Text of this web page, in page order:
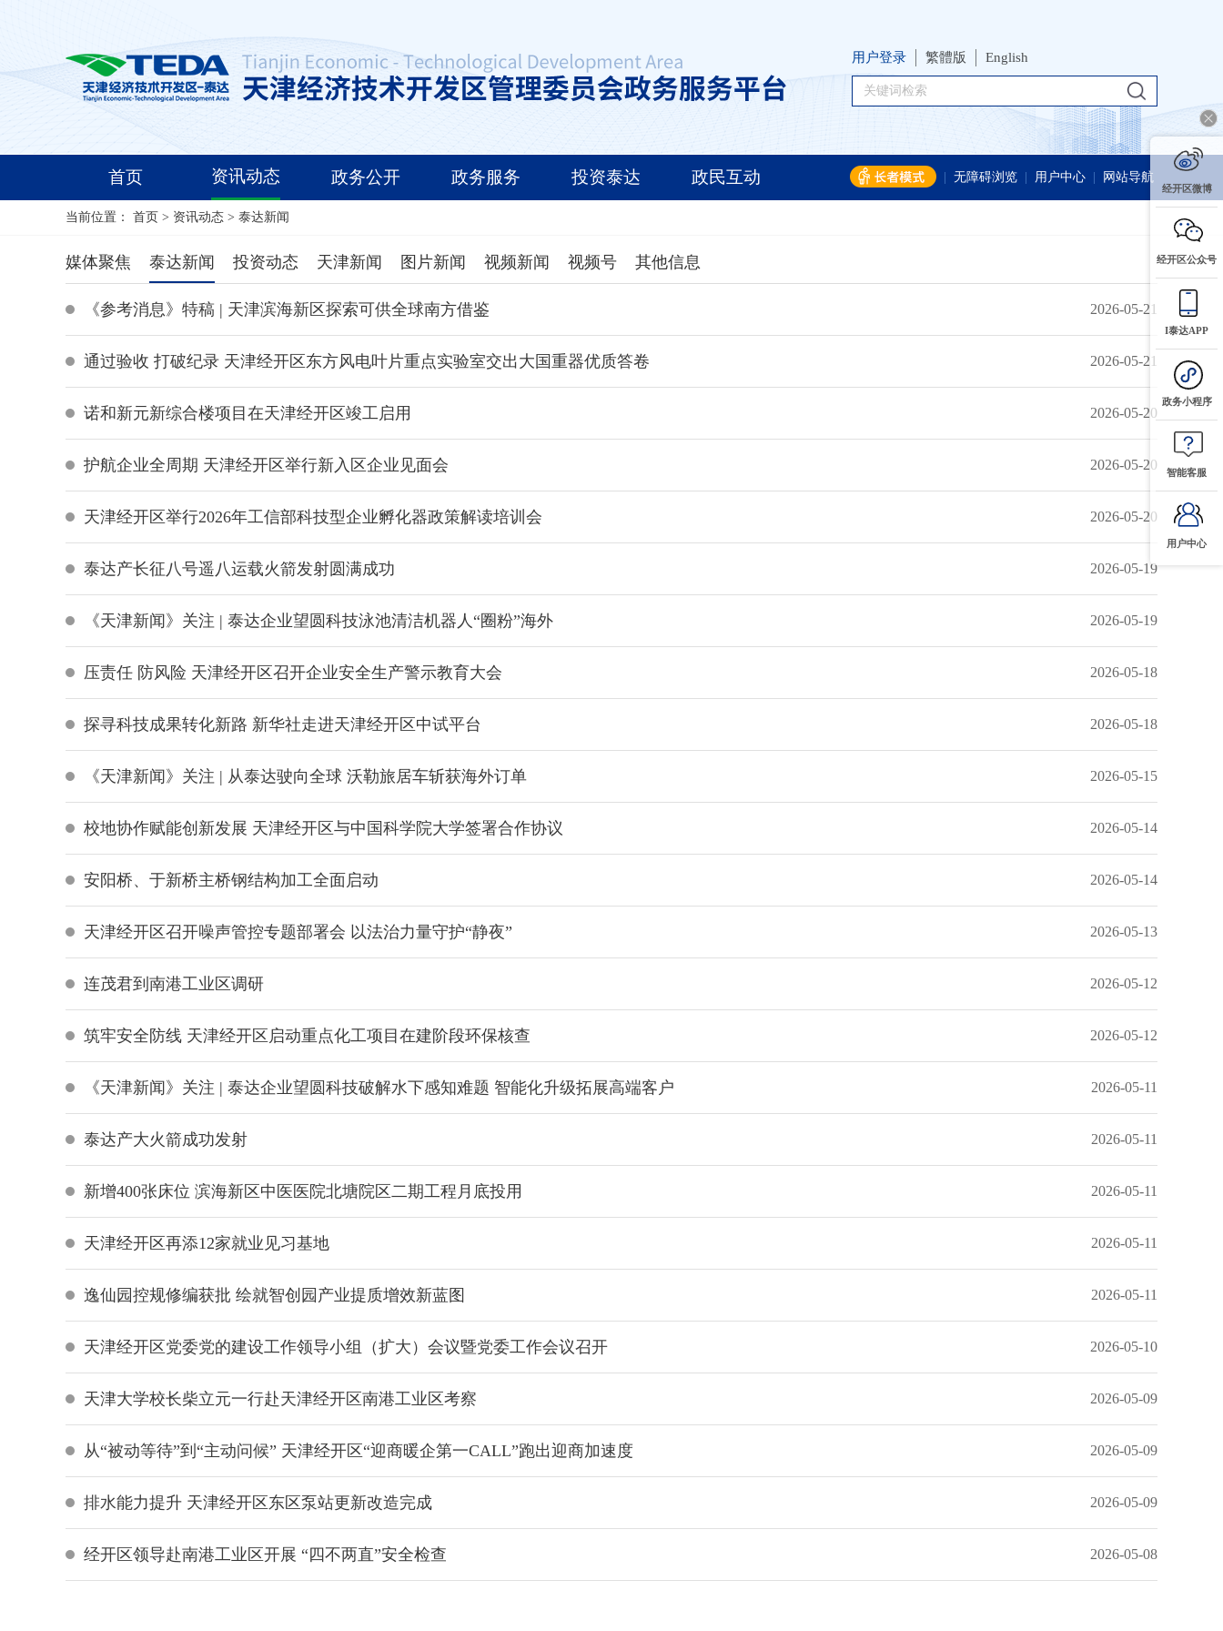
用户登录 繁體版 English
首页 资讯动态 政务公开 政务服务 投资泰达 政民互动 无障碍浏览 用户中心 网站导航
当前位置： 首页 > 资讯动态 > 泰达新闻
媒体聚焦 泰达新闻 投资动态 天津新闻 图片新闻 视频新闻 视频号 其他信息
《参考消息》特稿 | 天津滨海新区探索可供全球南方借鉴 2026-05-21
通过验收 打破纪录 天津经开区东方风电叶片重点实验室交出大国重器优质答卷 2026-05-21
诺和新元新综合楼项目在天津经开区竣工启用 2026-05-20
护航企业全周期 天津经开区举行新入区企业见面会 2026-05-20
天津经开区举行2026年工信部科技型企业孵化器政策解读培训会 2026-05-20
泰达产长征八号遥八运载火箭发射圆满成功 2026-05-19
《天津新闻》关注 | 泰达企业望圆科技泳池清洁机器人“圈粉”海外 2026-05-19
压责任 防风险 天津经开区召开企业安全生产警示教育大会 2026-05-18
探寻科技成果转化新路 新华社走进天津经开区中试平台 2026-05-18
《天津新闻》关注 | 从泰达驶向全球 沃勒旅居车斩获海外订单 2026-05-15
校地协作赋能创新发展 天津经开区与中国科学院大学签署合作协议 2026-05-14
安阳桥、于新桥主桥钢结构加工全面启动 2026-05-14
天津经开区召开噪声管控专题部署会 以法治力量守护“静夜” 2026-05-13
连茂君到南港工业区调研 2026-05-12
筑牢安全防线 天津经开区启动重点化工项目在建阶段环保核查 2026-05-12
《天津新闻》关注 | 泰达企业望圆科技破解水下感知难题 智能化升级拓展高端客户 2026-05-11
泰达产大火箭成功发射 2026-05-11
新增400张床位 滨海新区中医医院北塘院区二期工程月底投用 2026-05-11
天津经开区再添12家就业见习基地 2026-05-11
逸仙园控规修编获批 绘就智创园产业提质增效新蓝图 2026-05-11
天津经开区党委党的建设工作领导小组（扩大）会议暨党委工作会议召开 2026-05-10
天津大学校长柴立元一行赴天津经开区南港工业区考察 2026-05-09
从“被动等待”到“主动问候” 天津经开区“迎商暖企第一CALL”跑出迎商加速度 2026-05-09
排水能力提升 天津经开区东区泵站更新改造完成 2026-05-09
经开区领导赴南港工业区开展 “四不两直”安全检查 2026-05-08
经开区微博
经开区公众号
I泰达APP
政务小程序
智能客服
用户中心